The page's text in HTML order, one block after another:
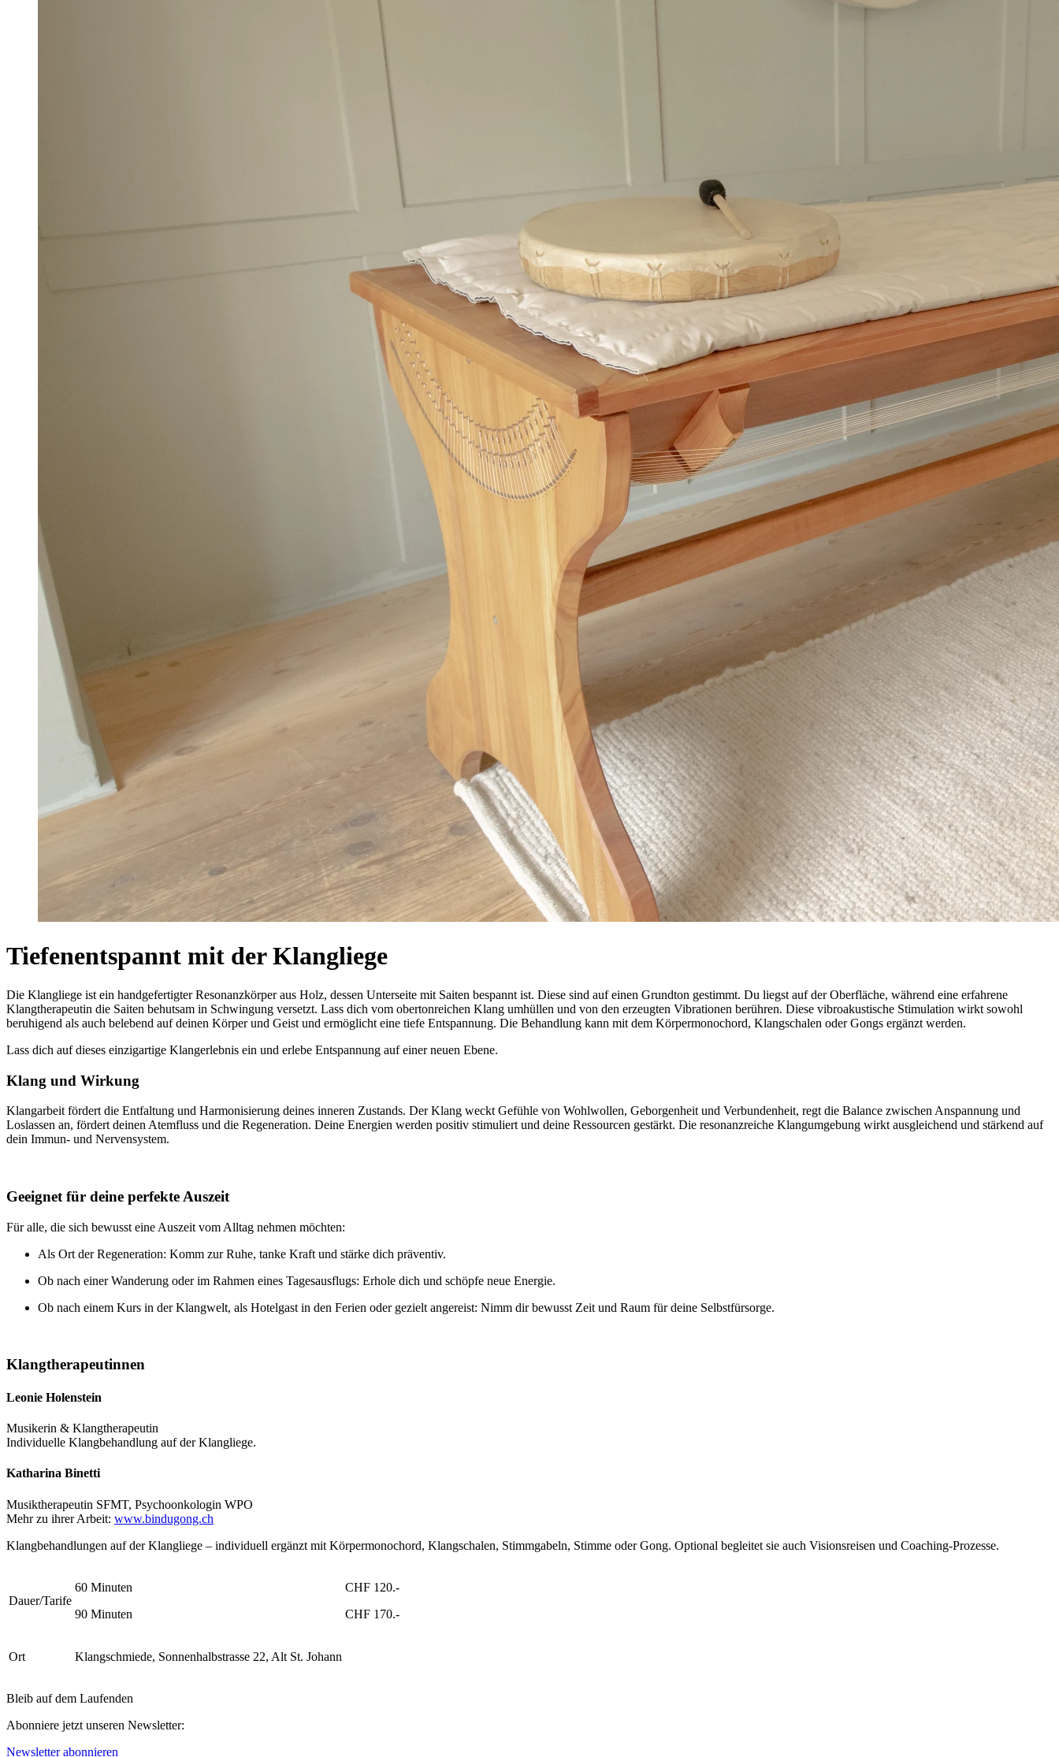
Tiefenentspannt mit der Klangliege
Die Klangliege ist ein handgefertigter Resonanzkörper aus Holz, dessen Unterseite mit Saiten bespannt ist. Diese sind auf einen Grundton gestimmt. Du liegst auf der Oberfläche, während eine erfahrene
Klangtherapeutin die Saiten behutsam in Schwingung versetzt. Lass dich vom obertonreichen Klang umhüllen und von den erzeugten Vibrationen berühren. Diese vibroakustische Stimulation wirkt sowohl
beruhigend als auch belebend auf deinen Körper und Geist und ermöglicht eine tiefe Entspannung. Die Behandlung kann mit dem Körpermonochord, Klangschalen oder Gongs ergänzt werden.
Lass dich auf dieses einzigartige Klangerlebnis ein und erlebe Entspannung auf einer neuen Ebene.
Klang und Wirkung
Klangarbeit fördert die Entfaltung und Harmonisierung deines inneren Zustands. Der Klang weckt Gefühle von Wohlwollen, Geborgenheit und Verbundenheit, regt die Balance zwischen Anspannung und
Loslassen an, fördert deinen Atemfluss und die Regeneration. Deine Energien werden positiv stimuliert und deine Ressourcen gestärkt. Die resonanzreiche Klangumgebung wirkt ausgleichend und stärkend auf
dein Immun- und Nervensystem.
Geeignet für deine perfekte Auszeit
Für alle, die sich bewusst eine Auszeit vom Alltag nehmen möchten:
Als Ort der Regeneration: Komm zur Ruhe, tanke Kraft und stärke dich präventiv.
Ob nach einer Wanderung oder im Rahmen eines Tagesausflugs: Erhole dich und schöpfe neue Energie.
Ob nach einem Kurs in der Klangwelt, als Hotelgast in den Ferien oder gezielt angereist: Nimm dir bewusst Zeit und Raum für deine Selbstfürsorge.
Klangtherapeutinnen
Leonie Holenstein
Musikerin & Klangtherapeutin
Individuelle Klangbehandlung auf der Klangliege.
Katharina Binetti
Musiktherapeutin SFMT, Psychoonkologin WPO
Mehr zu ihrer Arbeit: www.bindugong.ch
Klangbehandlungen auf der Klangliege – individuell ergänzt mit Körpermonochord, Klangschalen, Stimmgabeln, Stimme oder Gong. Optional begleitet sie auch Visionsreisen und Coaching-Prozesse.
Dauer/Tarife
60 Minuten
90 Minuten
CHF 120.-
CHF 170.-
Ort Klangschmiede, Sonnenhalbstrasse 22, Alt St. Johann
Bleib auf dem Laufenden
Abonniere jetzt unseren Newsletter:
Newsletter abonnieren